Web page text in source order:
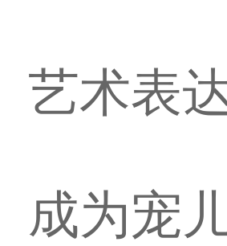
艺术表
成为宠